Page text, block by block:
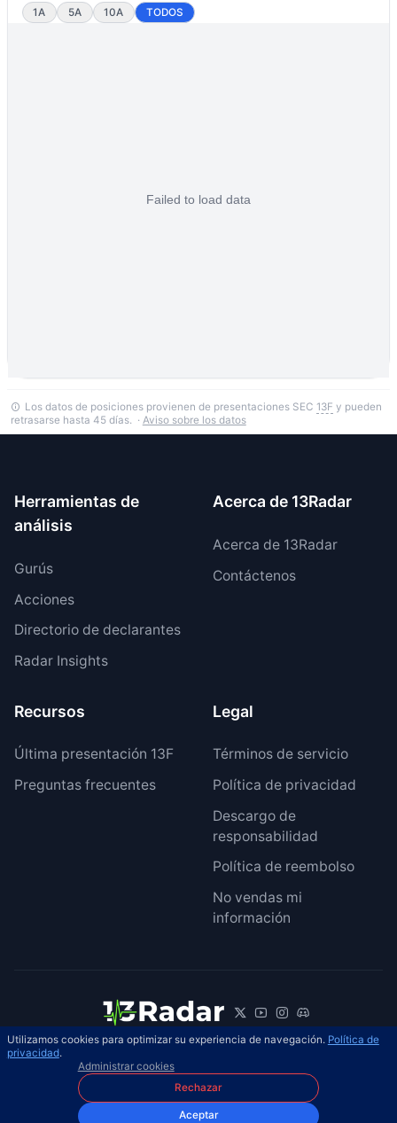
1A 5A 10A TODOS
Los datos de posiciones provienen de presentaciones SEC 13F y pueden
retrasarse hasta 45 días. · Aviso sobre los datos
Herramientas de
análisis
Gurús
Acciones
Directorio de declarantes
Radar Insights
Acerca de 13Radar
Acerca de 13Radar
Contáctenos
Recursos
Última presentación 13F
Preguntas frecuentes
Legal
Términos de servicio
Política de privacidad
Descargo de
responsabilidad
Política de reembolso
No vendas mi
información
© 2026 13Radar. Reservados todos los
derechos.
Utilizamos cookies para optimizar su experiencia de navegación. Política de
privacidad.
Administrar cookies
Rechazar
Aceptar